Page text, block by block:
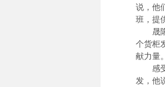
说，他
班，提
晟隆
个货柜
献力量
感受
发，他